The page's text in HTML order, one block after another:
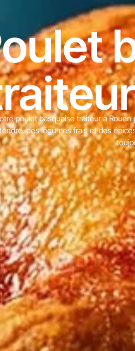
poulet basquaise traiteur à
des légumes frais et des